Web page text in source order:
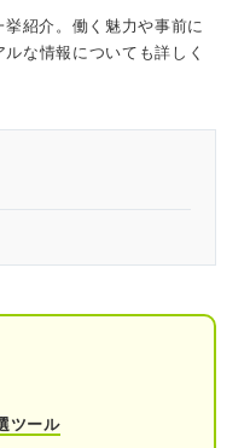
準備
紹介。働く魅力や事前に
な情報についても詳しく
未経験でもできるものは
ツール